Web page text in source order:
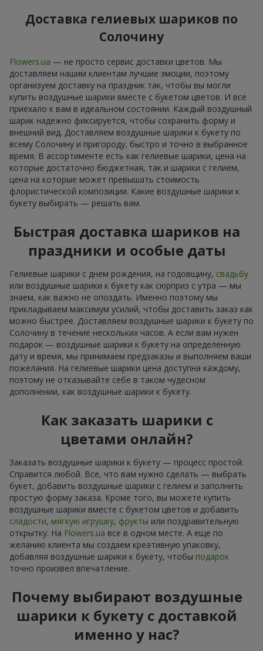
Доставка гелиевых шариков по
Солочину
Flowers.ua — не просто сервис доставки цветов. Мы
доставляем нашим клиентам лучшие эмоции, поэтому
организуем доставку на праздник так, чтобы вы могли
купить воздушные шарики вместе с букетом цветов. И все
приехало к вам в идеальном состоянии. Каждый воздушный
шарик надежно фиксируется, чтобы сохранить форму и
внешний вид. Доставляем воздушные шарики к букету по
всему Солочину и пригороду, быстро и точно в выбранное
время. В ассортименте есть как гелиевые шарики, цена на
которые достаточно бюджетная, так и шарики с гелием,
цена на которые может превышать стоимость
флористической композиции. Какие воздушные шарики к
букету выбирать — решать вам.
Быстрая доставка шариков на
праздники и особые даты
Гелиевые шарики с днем рождения, на годовщину, свадьбу
или воздушные шарики к букету как сюрприз с утра — мы
знаем, как важно не опоздать. Именно поэтому мы
прикладываем максимум усилий, чтобы доставить заказ как
можно быстрее. Доставляем воздушные шарики к букету по
Солочину в течение нескольких часов. А если вам нужен
подарок — воздушные шарики к букету на определенную
дату и время, мы принимаем предзаказы и выполняем ваши
пожелания. На гелиевые шарики цена доступна каждому,
поэтому не отказывайте себе в таком чудесном
дополнении, как воздушные шарики к букету.
Как заказать шарики с
цветами онлайн?
Заказать воздушные шарики к букету — процесс простой.
Справится любой. Все, что вам нужно сделать — выбрать
букет, добавить воздушные шарики с гелием и заполнить
простую форму заказа. Кроме того, вы можете купить
воздушные шарики вместе с букетом цветов и добавить
сладости, мягкую игрушку, фрукты или поздравительную
открытку. На Flowers.ua все в одном месте. А еще по
желанию клиента мы создаем креативную упаковку,
добавляя воздушные шарики к букету, чтобы подарок
точно произвел впечатление.
Почему выбирают воздушные
шарики к букету с доставкой
именно у нас?